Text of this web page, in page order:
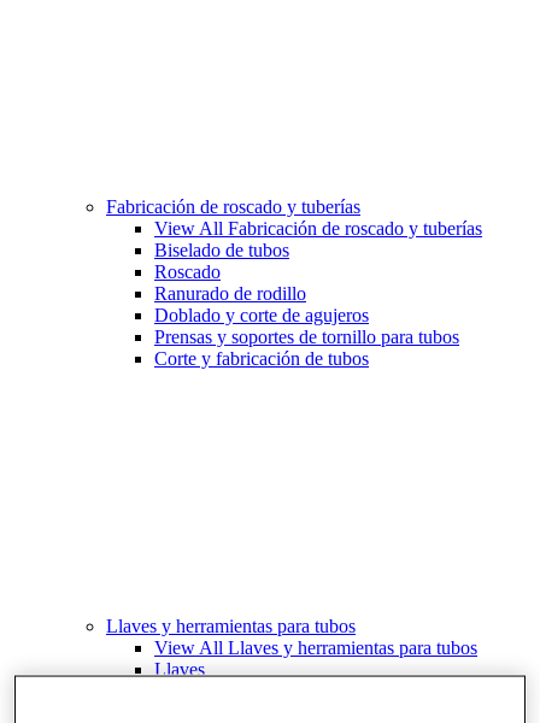
Fabricación de roscado y tuberías
View All Fabricación de roscado y tuberías
Biselado de tubos
Roscado
Ranurado de rodillo
Doblado y corte de agujeros
Prensas y soportes de tornillo para tubos
Corte y fabricación de tubos
Llaves y herramientas para tubos
View All Llaves y herramientas para tubos
Llaves